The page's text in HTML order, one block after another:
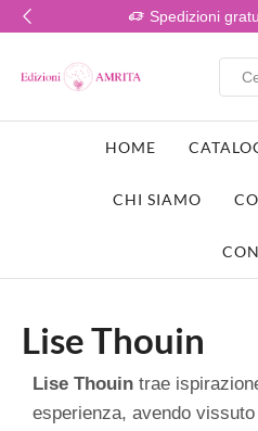
Spedizioni
HOME
CHI SIAMO
Lise Thouin
Lise Thouin trae
esperienza, avendo